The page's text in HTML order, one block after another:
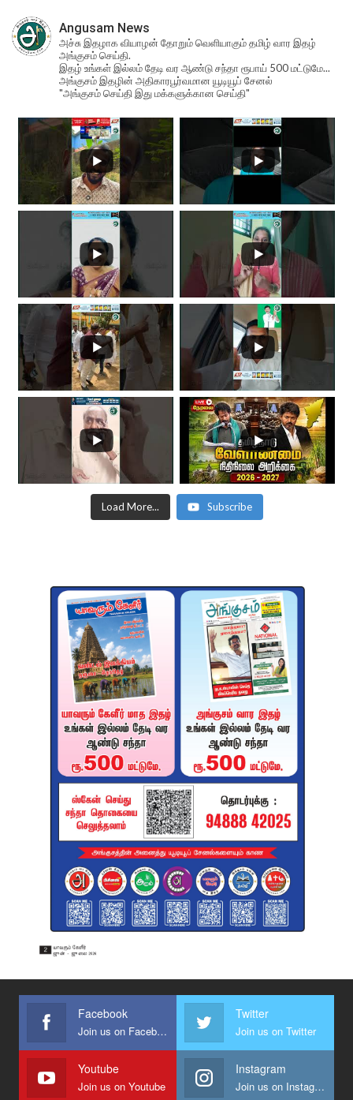
Angusam News
அச்சு இதழாக வியாழன் தோறும் வெளியாகும் தமிழ் வார இதழ்
அங்குசம் செய்தி.
இதழ் உங்கள் இல்லம் தேடி வர ஆண்டு சந்தா ரூபாய் 500 மட்டுமே...
அங்குசம் இதழின் அதிகாரபூர்வமான யூடியூப் சேனல்
"அங்குசம் செய்தி இது மக்களுக்கான செய்தி"
Load More... Subscribe
Facebook
Join us on Facebook
Twitter
Join us on Twitter
Youtube
Join us on Youtube
Instagram
Join us on Instagram